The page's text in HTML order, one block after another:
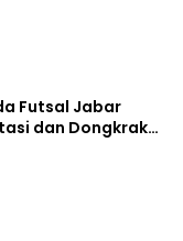
Futsal Jabar
dan Dongkrak